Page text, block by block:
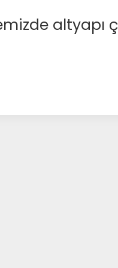
altyapı